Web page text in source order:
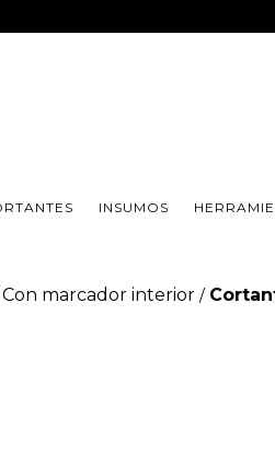
INSUMOS
Con marcador interior /